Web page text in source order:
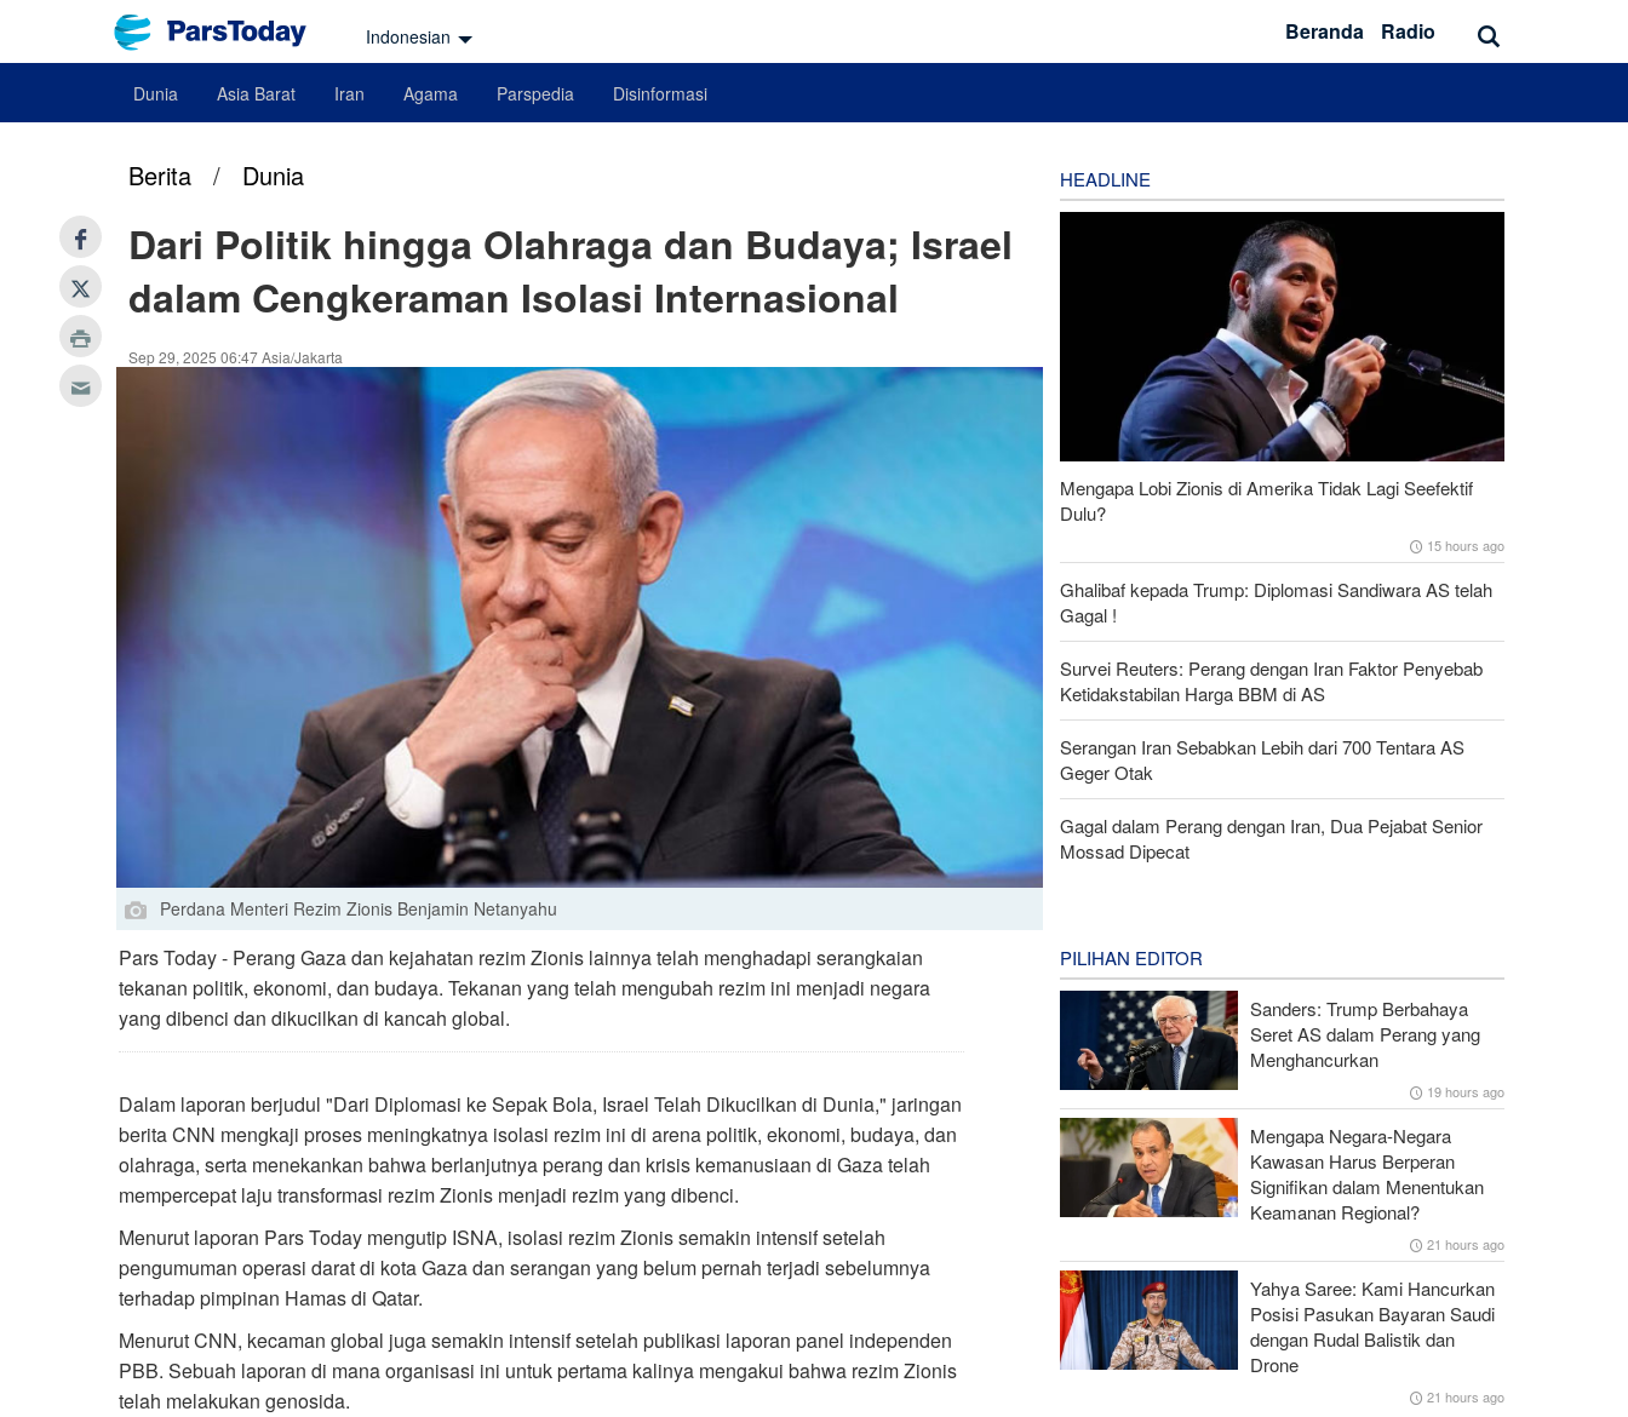
Indonesian Beranda Radio
Dunia Asia Barat Iran Agama Parspedia Disinformasi
Berita / Dunia
Dari Politik hingga Olahraga dan Budaya; Israel
dalam Cengkeraman Isolasi Internasional
Sep 29, 2025 06:47 Asia/Jakarta
Perdana Menteri Rezim Zionis Benjamin Netanyahu
Pars Today - Perang Gaza dan kejahatan rezim Zionis lainnya telah menghadapi serangkaian
tekanan politik, ekonomi, dan budaya. Tekanan yang telah mengubah rezim ini menjadi negara
yang dibenci dan dikucilkan di kancah global.
Dalam laporan berjudul "Dari Diplomasi ke Sepak Bola, Israel Telah Dikucilkan di Dunia," jaringan
berita CNN mengkaji proses meningkatnya isolasi rezim ini di arena politik, ekonomi, budaya, dan
olahraga, serta menekankan bahwa berlanjutnya perang dan krisis kemanusiaan di Gaza telah
mempercepat laju transformasi rezim Zionis menjadi rezim yang dibenci.
Menurut laporan Pars Today mengutip ISNA, isolasi rezim Zionis semakin intensif setelah
pengumuman operasi darat di kota Gaza dan serangan yang belum pernah terjadi sebelumnya
terhadap pimpinan Hamas di Qatar.
Menurut CNN, kecaman global juga semakin intensif setelah publikasi laporan panel independen
PBB. Sebuah laporan di mana organisasi ini untuk pertama kalinya mengakui bahwa rezim Zionis
telah melakukan genosida.
HEADLINE
Mengapa Lobi Zionis di Amerika Tidak Lagi Seefektif
Dulu?
15 hours ago
Ghalibaf kepada Trump: Diplomasi Sandiwara AS telah
Gagal !
Survei Reuters: Perang dengan Iran Faktor Penyebab
Ketidakstabilan Harga BBM di AS
Serangan Iran Sebabkan Lebih dari 700 Tentara AS
Geger Otak
Gagal dalam Perang dengan Iran, Dua Pejabat Senior
Mossad Dipecat
PILIHAN EDITOR
Sanders: Trump Berbahaya
Seret AS dalam Perang yang
Menghancurkan
19 hours ago
Mengapa Negara-Negara
Kawasan Harus Berperan
Signifikan dalam Menentukan
Keamanan Regional?
21 hours ago
Yahya Saree: Kami Hancurkan
Posisi Pasukan Bayaran Saudi
dengan Rudal Balistik dan
Drone
21 hours ago